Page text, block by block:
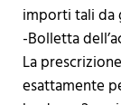
importi tali da
-Bolletta
La
esattamente